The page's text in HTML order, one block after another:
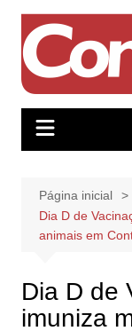
conteúdo
Página inicial
Dia D de
animais em
Dia D de
imuniza